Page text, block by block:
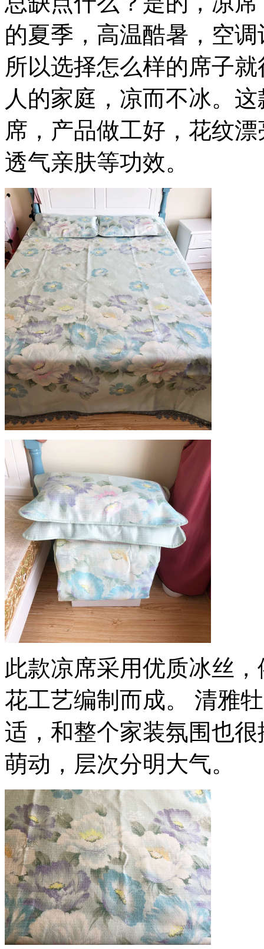
的夏季，高温酷暑，空
所以选择怎么样的席子
人的家庭，凉而不冰。
席，产品做工好，花纹
透气亲肤等功效。
此款凉席采用优质冰丝
花工艺编制而成。 清雅
适，和整个家装氛围也
萌动，层次分明大气。